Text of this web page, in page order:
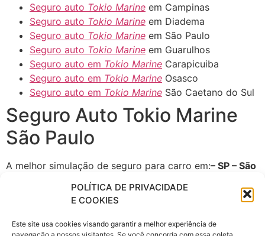
POLÍTICA DE PRIVACIDADE
E COOKIES
Este site usa cookies visando garantir a melhor experiência de
Seguro auto Tokio Marine em Campinas
Seguro auto Tokio Marine em Diadema
Seguro auto Tokio Marine em São Paulo
Seguro auto Tokio Marine em Guarulhos
Seguro auto em Tokio Marine Carapicuiba
Seguro auto em Tokio Marine Osasco
Seguro auto em Tokio Marine São Caetano do Sul
Seguro Auto Tokio Marine
São Paulo
A melhor simulação de seguro para carro em:– SP – São
, saiba o preço do seguro do seu carro acessando
www.seguroparacarro.com.br
seguro para o seu carro?